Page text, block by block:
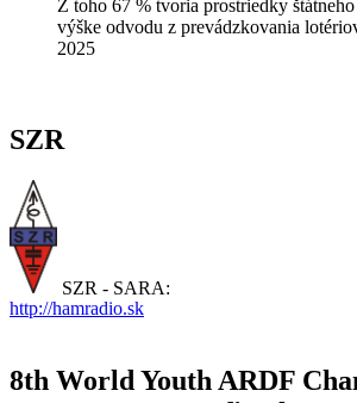
Z toho 67 % tvoria prostriedky
výške odvodu z prevádzkovania
2025
SZR
SZR - SARA:
http://hamradio.sk
8th World Youth ARDF